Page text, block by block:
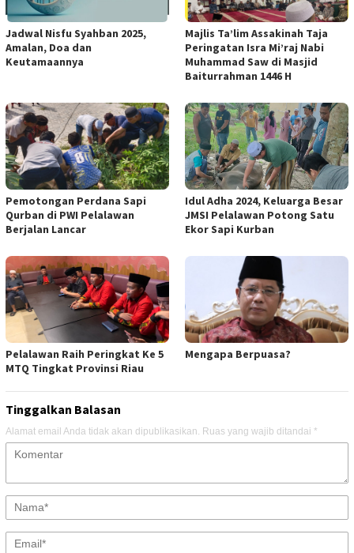
Jadwal Nisfu Syahban 2025,
Amalan, Doa dan
Keutamaannya
Majlis Ta’lim Assakinah Taja
Peringatan Isra Mi’raj Nabi
Muhammad Saw di Masjid
Baiturrahman 1446 H
Pemotongan Perdana Sapi
Qurban di PWI Pelalawan
Berjalan Lancar
Idul Adha 2024, Keluarga Besar
JMSI Pelalawan Potong Satu
Ekor Sapi Kurban
Pelalawan Raih Peringkat Ke 5
MTQ Tingkat Provinsi Riau
Mengapa Berpuasa?
Tinggalkan Balasan
Alamat email Anda tidak akan dipublikasikan. Ruas yang wajib ditandai *